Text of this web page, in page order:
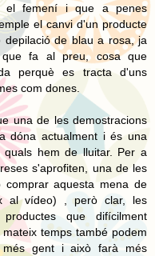
el femení i que a penes
el canvi d'un producte
de blau a rosa, ja
que fa al preu, cosa que
perquè es tracta d'uns
com dones.
una de les demostracions
dóna actualment i és una
hem de lluitar. Per a
s'aprofiten, una de les
aquesta mena de
al vídeo) , però clar, les
que difícilment
temps també podem
més gent i això farà més